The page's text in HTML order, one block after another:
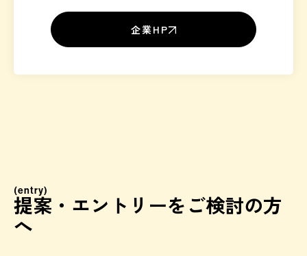
企業HP
(entry)
提案・エントリーをご検討の方
へ